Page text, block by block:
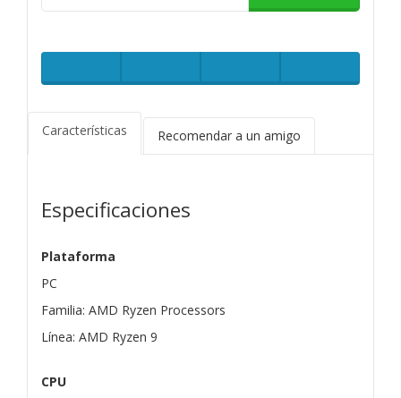
Características Recomendar a un amigo
Especificaciones
Plataforma
PC
Familia: AMD Ryzen Processors
Línea: AMD Ryzen 9
CPU